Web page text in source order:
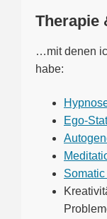
Therapie
…mit denen
habe:
Ego-